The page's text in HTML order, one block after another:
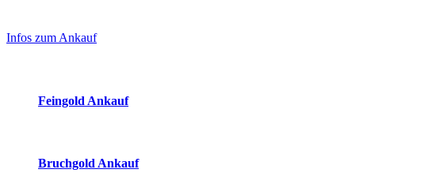
Sidebar
Infos zum Ankauf
Feingold Ankauf
Bruchgold Ankauf